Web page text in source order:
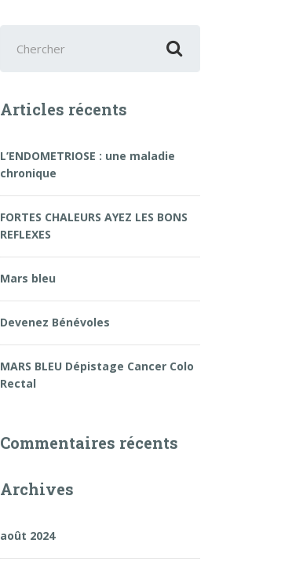
Articles récents
L’ENDOMETRIOSE : une maladie
chronique
FORTES CHALEURS AYEZ LES BONS
REFLEXES
Mars bleu
Devenez Bénévoles
MARS BLEU Dépistage Cancer Colo
Rectal
Commentaires récents
Archives
août 2024